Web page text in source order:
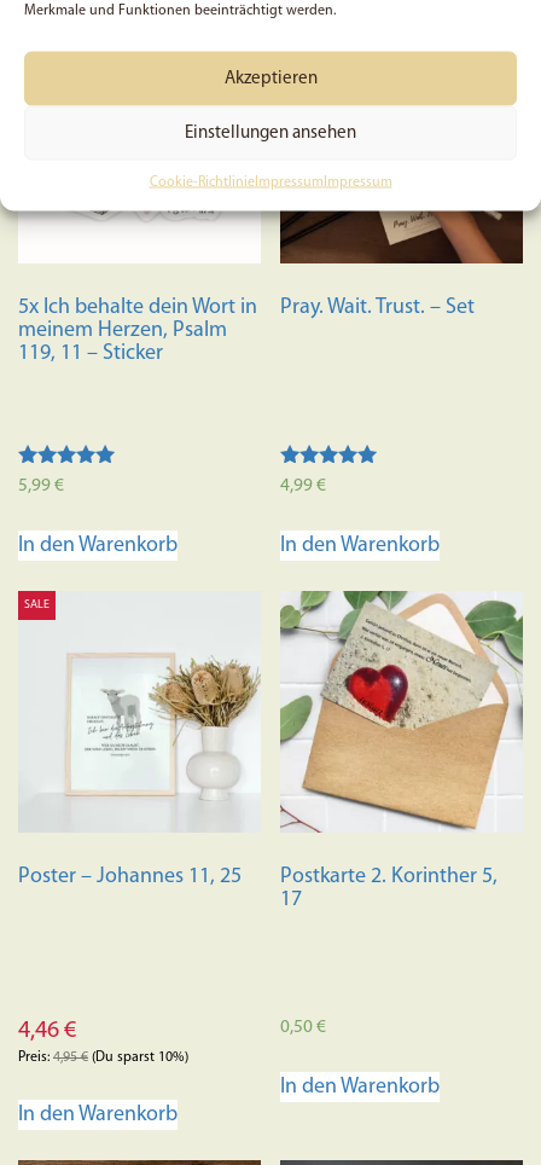
Merkmale und Funktionen beeinträchtigt werden.
Akzeptieren
Einstellungen ansehen
Cookie-RichtlinieImpressum Impressum
5x Ich behalte dein Wort in
meinem Herzen, Psalm
119, 11 – Sticker
Bewertet mit
5,99€
In den Warenkorb
Pray. Wait. Trust. – Set
Bewertet mit
4,99€
In den Warenkorb
SALE
Poster – Johannes 11, 25
4,46 €
Preis: 4,95€ (Du sparst 10%)
In den Warenkorb
Postkarte 2. Korinther 5,
17
0,50€
In den Warenkorb